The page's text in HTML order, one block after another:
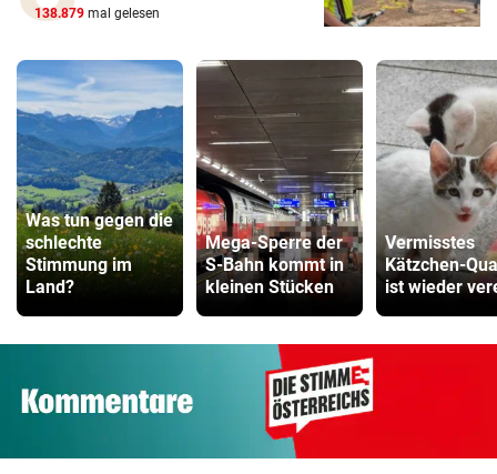
138.879 mal gelesen
Was tun gegen die
schlechte
Stimmung im
Land?
Mega-Sperre der
S-Bahn kommt in
kleinen Stücken
Vermisstes
Kätzchen-
ist wieder